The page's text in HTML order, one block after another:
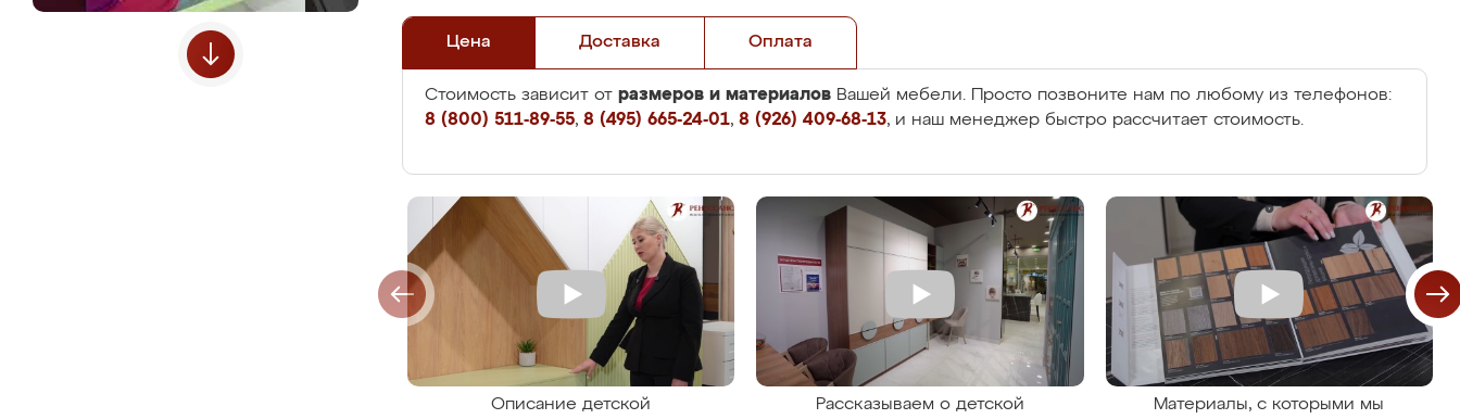
Цена Доставка Оплата
Стоимость зависит от размеров и материалов Вашей мебели. Просто позвоните нам по любому из телефонов:
8 (800) 511-89-55, 8 (495) 665-24-01, 8 (926) 409-68-13, и наш менеджер быстро рассчитает стоимость.
Описание детской
Рассказываем о детской
Материалы, с которыми мы